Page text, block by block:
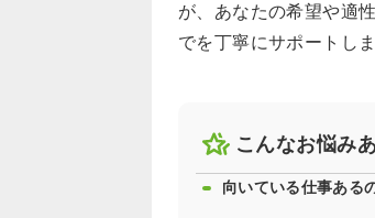
が、あなたの希望や適
でを丁寧にサポートしま
こんなお悩み
向いている仕事ある